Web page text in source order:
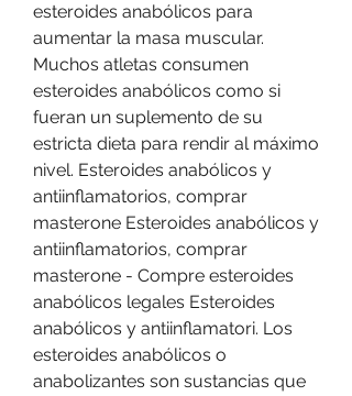
esteroides anabólicos para
aumentar la masa muscular.
Muchos atletas consumen
esteroides anabólicos como si
fueran un suplemento de su
estricta dieta para rendir al máximo
nivel. Esteroides anabólicos y
antiinflamatorios, comprar
masterone Esteroides anabólicos y
antiinflamatorios, comprar
masterone - Compre esteroides
anabólicos legales Esteroides
anabólicos y antiinflamatori. Los
esteroides anabólicos o
anabolizantes son sustancias que